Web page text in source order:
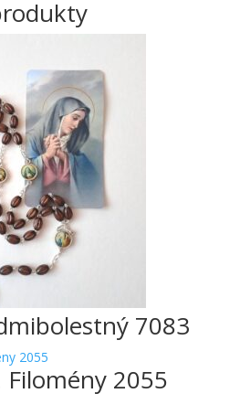
7083
Filomény 2055